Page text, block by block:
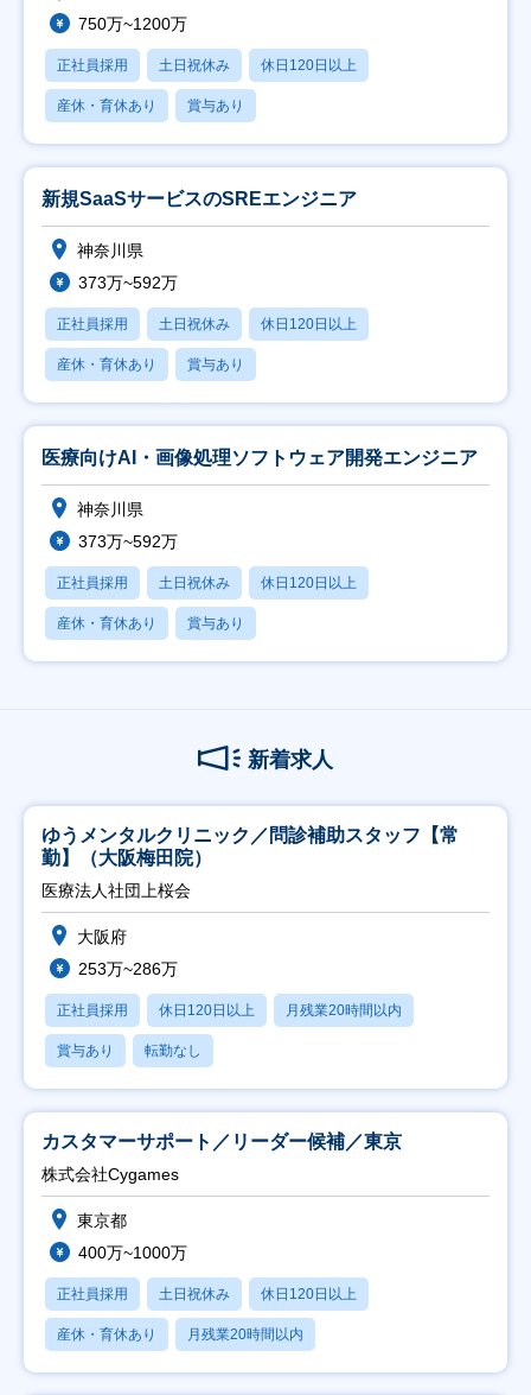
750万~1200万
正社員採用 土日祝休み 休日120日以上
産休・育休あり 賞与あり
新規SaaSサービスのSREエンジニア
神奈川県
373万~592万
正社員採用 土日祝休み 休日120日以上
産休・育休あり 賞与あり
医療向けAI・画像処理ソフトウェア開発エンジニア
神奈川県
373万~592万
正社員採用 土日祝休み 休日120日以上
産休・育休あり 賞与あり
新着求人
ゆうメンタルクリニック／問診補助スタッフ【常
勤】（大阪梅田院）
医療法人社団上桜会
大阪府
253万~286万
正社員採用 休日120日以上 月残業20時間以内
賞与あり 転勤なし
カスタマーサポート／リーダー候補／東京
株式会社Cygames
東京都
400万~1000万
正社員採用 土日祝休み 休日120日以上
産休・育休あり 月残業20時間以内